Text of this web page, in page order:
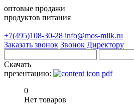
оптовые продажи
продуктов питания
+7(495)108-30-28 info@mos-milk.ru
Заказать звонок Звонок Директору
Скачать
презентацию:
0
Нет товаров